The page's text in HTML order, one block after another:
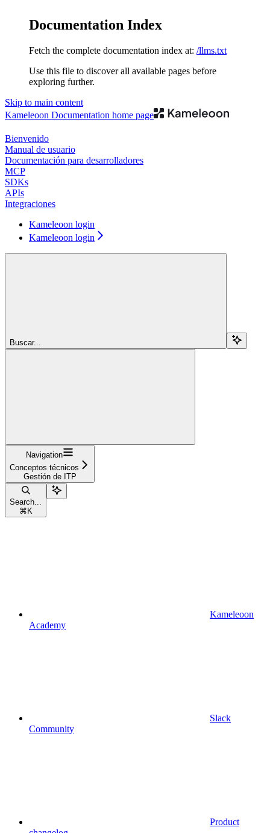
Documentation Index
Fetch the complete documentation index at: /llms.txt
Use this file to discover all available pages before
exploring further.
Skip to main content
Kameleoon Documentation home page
Bienvenido
Manual de usuario
Documentación para desarrolladores
MCP
SDKs
APIs
Integraciones
Kameleoon login
Kameleoon login
Buscar...
Navigation
Conceptos técnicos
Gestión de ITP
Search...
⌘ K
Kameleoon
Academy
Slack
Community
Product